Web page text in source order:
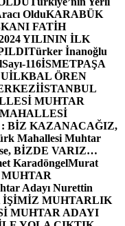
OlduKARABÜK
FATİH
YILININ İLK
Türker İnanoğlu
Sayı-116İSMETPAŞA
İLKBAL ÖREN
İSTANBUL
MUHTAR
BİZ KAZANACAĞIZ,
Mahallesi Muhtar
ise, BİZDE VARIZ…
KaradöngelMurat
Adayı Nurettin
İŞİMİZ MUHTARLIK
MUHTAR ADAYI